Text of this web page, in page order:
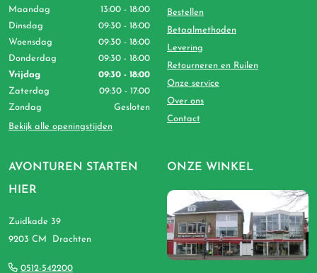
AVONTUREN STARTEN
HIER
Zuidkade 39
9203 CM Drachten
0512-542200
Maandag
13:00 - 18:00
Dinsdag
09:30 - 18:00
Woensdag
09:30 - 18:00
Donderdag
09:30 - 18:00
Vrijdag
09:30 - 18:00
Zaterdag
09:30 - 17:00
Zondag
Gesloten
Bekijk alle openingstijden
Bestellen
Betaalmethoden
Levering
Retourneren en Ruilen
Onze service
Over ons
Contact
ONZE WINKEL